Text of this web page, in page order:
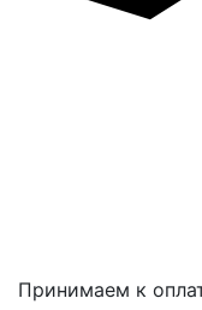
Принимаем к